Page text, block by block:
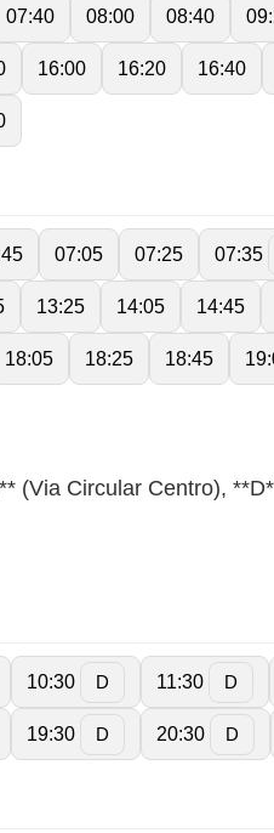
07:40 08:00 08:40
16:00 16:20 16:40
07:05 07:25 07:35
13:25 14:05 14:45
18:05 18:25 18:45
(Via Circular Centro),
10:30 D 11:30 D
19:30 D 20:30 D